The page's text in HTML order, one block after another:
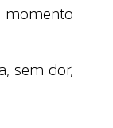
momento
sem dor,